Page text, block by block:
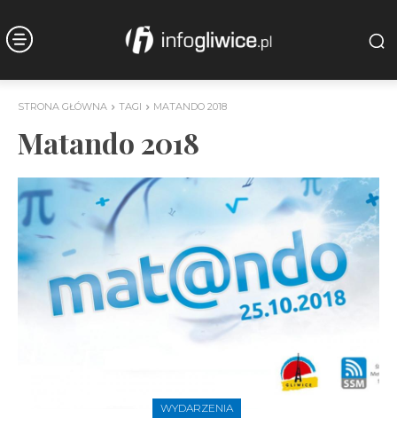
STRONA GŁÓWNA TAGI MATANDO 2018
Matando 2018
WYDARZENIA